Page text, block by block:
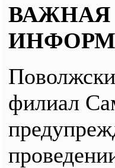
ВАЖНАЯ
филиал